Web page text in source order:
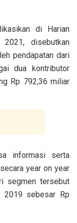
di Harian
disebutkan
pendapatan dari
dua kontributor
Rp 792,36 miliar
informasi serta
year on year
segmen tersebut
2019 sebesar Rp